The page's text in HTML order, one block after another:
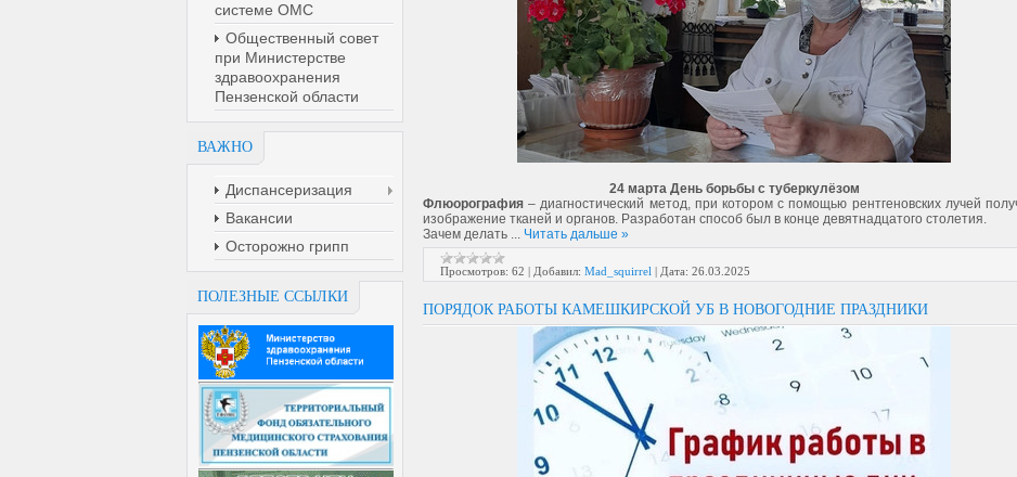
системе ОМС
Общественный совет
при Министерстве
здравоохранения
Пензенской области
ВАЖНО
Диспансеризация
Вакансии
Осторожно грипп
ПОЛЕЗНЫЕ ССЫЛКИ
24 марта День борьбы с туберкулёзом
Флюорография – диагностический метод, при котором с помощью рентгеновских лучей
изображение тканей и органов. Разработан способ был в конце девятнадцатого столетия.
Зачем делать ... Читать дальше »
Просмотров: 62 | Добавил: Mad_squirrel | Дата: 26.03.2025
ПОРЯДОК РАБОТЫ КАМЕШКИРСКОЙ УБ В НОВОГОДНИЕ ПРАЗДНИКИ